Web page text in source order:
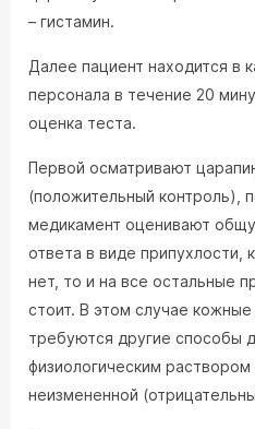
– гистамин.
Далее пациент находится в
персонала в течение 20
оценка теста.
Первой осматривают
(положительный контроль),
медикамент оценивают
ответа в виде припухлости,
нет, то и на все остальные
стоит. В этом случае
требуются другие способы
физиологическим
неизмененной